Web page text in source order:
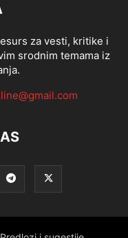
za vesti, kritike i
srodnim temama iz